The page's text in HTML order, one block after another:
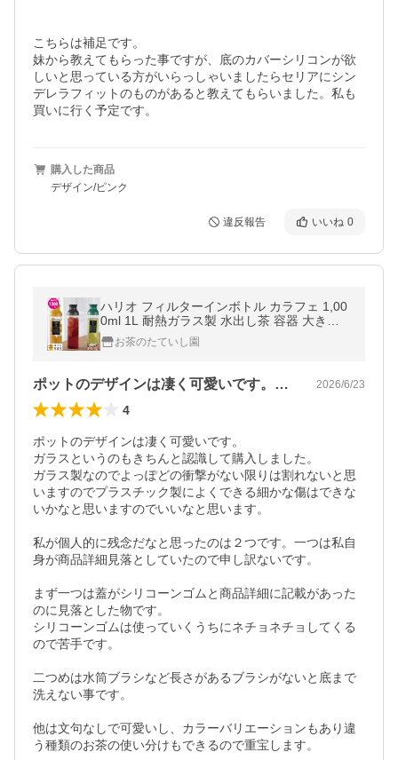
こちらは補足です。
妹から教えてもらった事ですが、底のカバーシリコンが欲
しいと思っている方がいらっしゃいましたらセリアにシン
デレラフィットのものがあると教えてもらいました。私も
買いに行く予定です。
購入した商品
デザイン/ピンク
違反報告 いいね 0
ハリオ フィルターインボトル カラフェ 1,00
0ml 1L 耐熱ガラス製 水出し茶 容器 大きい
サイズ シリコン一体型
お茶のたていし園
ポットのデザインは凄く可愛いです。ガラ… 2026/6/23
4
ポットのデザインは凄く可愛いです。
ガラスというのもきちんと認識して購入しました。
ガラス製なのでよっぽどの衝撃がない限りは割れないと思
いますのでプラスチック製によくできる細かな傷はできな
いかなと思いますのでいいなと思います。
私が個人的に残念だなと思ったのは２つです。一つは私自
身が商品詳細見落としていたので申し訳ないです。
まず一つは蓋がシリコーンゴムと商品詳細に記載があった
のに見落とした物です。
シリコーンゴムは使っていくうちにネチョネチョしてくる
ので苦手です。
二つめは水筒ブラシなど長さがあるブラシがないと底まで
洗えない事です。
他は文句なしで可愛いし、カラーバリエーションもあり違
う種類のお茶の使い分けもできるので重宝します。